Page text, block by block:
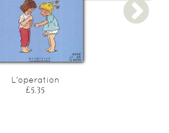
L'operation
£5.35